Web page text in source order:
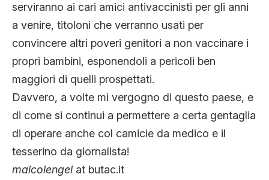
serviranno ai cari amici antivaccinisti per gli anni
a venire, titoloni che verranno usati per
convincere altri poveri genitori a non vaccinare i
propri bambini, esponendoli a pericoli ben
maggiori di quelli prospettati.
Davvero, a volte mi vergogno di questo paese, e
di come si continui a permettere a certa gentaglia
di operare anche col camicie da medico e il
tesserino da giornalista!
maicolengelat butac.it